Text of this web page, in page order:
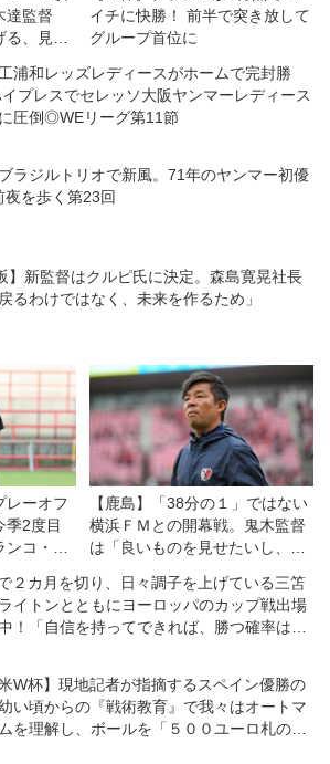
達監督
、見て
ゲーム
イチに快勝！ 前半で突き放して
グループ首位に
浦和レッズレディースがホームで完封勝
プレスでセレッソ大阪ヤンマーレディース
圧倒◎WEリーグ第11節
ラジルトリオで新風。71年のヤンマー初優
を歩く第23回
】新監督はクルピ氏に決定。森島寛晃社長
戻るわけではなく、未来を作るため」
レーオフ
季2度目
コ・ポ
備がで
【鹿島】「38分の１」ではない
横浜ＦＭとの開幕戦。鬼木監督
は「良いものを見せたいし、決
２カ月を切り、日々調子を上げている三笘
イトンとともにヨーロッパのカップ戦出場
！「自信を持ってできれば、勝つ確率は高
米W杯】現地記者が指摘するスペイン優勝の
い頃からの『戦術教育』で我々はオートマ
を理解し、ボールを「５００ユーロ札のよ